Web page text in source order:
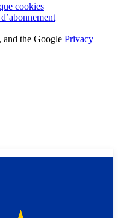
cookies
the Google Privacy